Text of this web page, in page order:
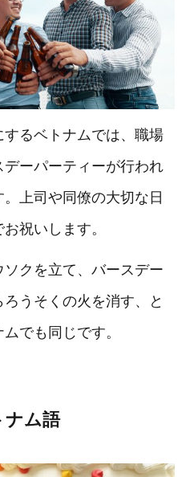
るベトナムでは、職場
ーパーティーが行われ
上司や同僚の大切な日
祝いします。
クを立て、バースデー
うそくの火を消す、と
でも同じです。
ナム語